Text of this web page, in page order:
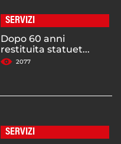
SERVIZI
Dopo 60 anni
restituita statuet...
2077
SERVIZI